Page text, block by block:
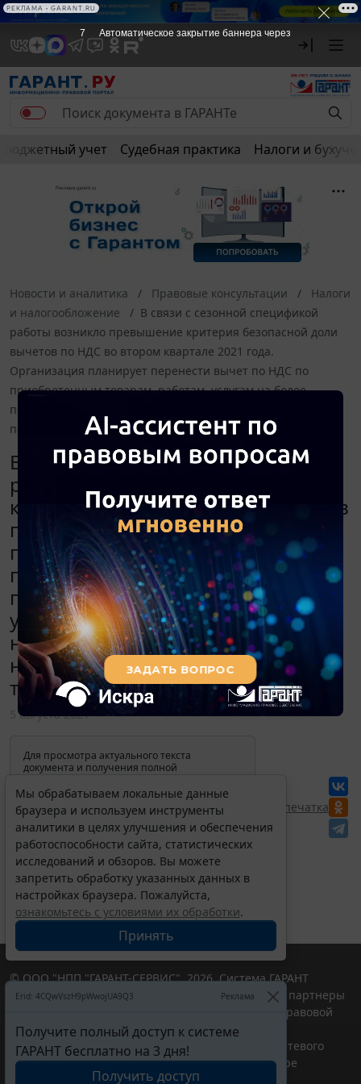
Бюджетный учет Судебная практика Налоги и
Новости и аналитика Правовые консультации
Налоги
и налогообложение
В связи с сезонной спецификой
работы возникло превышение критерия безопасной доли
вычетов по НДС во втором квартале 2021 года.
Организация планирует перенести вычет по НДС по
приобретенным товарам, работам, услугам на более
поздние налоговые периоды. Каковы налоговые
последствия принятия такого решения?
В связи с сезонной спецификой
работы возникло превышение
критерия безопасной доли вычетов
по НДС во втором квартале 2021
года. Организация планирует
перенести вычет по НДС по
приобретенным товарам, работам,
услугам на более поздние
налоговые периоды. Каковы
налоговые последствия принятия
такого решения?
5 августа 2021
Для просмотра актуального текста
документа и получения полной
изменениях и порядке применения
документа, воспользуйтесь поиском в
Интернет-версии системы ГАРАНТ:
Перепечатка
Мы обрабатываем локальные данные
браузера и используем инструменты
аналитики в целях улучшения и обеспечения
работоспособности сайта, статистических
исследований и обзоров. Вы можете
запретить обработку указанных данных в
настройках браузера. Пожалуйста,
ознакомьтесь с условиями их обработки.
Принять
Erid: 4CQwVszH9pWwojUA9Q3 Реклама
Получите полный доступ к системе
ГАРАНТ бесплатно на 3 дня!
Получить доступ
© ООО "НПП "ГАРАНТ-СЕРВИС", 2026. Система ГАРАНТ
выпускается с 1990 года. Компания "Гарант" и ее партнеры
являются участниками Российской ассоциации правовой
информации ГАРАНТ.
Портал ГАРАНТ.РУ зарегистрирован в качестве сетевого
издания Федеральной службой по надзору в сфере
связи,информационных технологий и массовых
7 Автоматическое закрытие баннера через
РЕКЛАМА • GARANT.RU